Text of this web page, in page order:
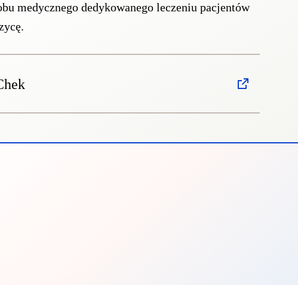
medycznego dedykowanego leczeniu pacjentów